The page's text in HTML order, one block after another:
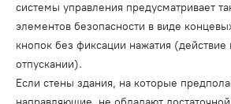
системы управления предусматривает
элементов безопасности в виде
кнопок без фиксации нажатия
отпускании).
Если стены здания, на которые